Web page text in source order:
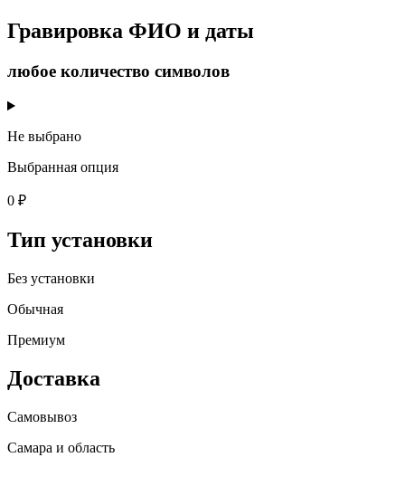
Гравировка ФИО и даты
любое количество символов
Не выбрано
Выбранная опция
0 ₽
Тип установки
Без установки
Обычная
Премиум
Доставка
Самовывоз
Самара и область